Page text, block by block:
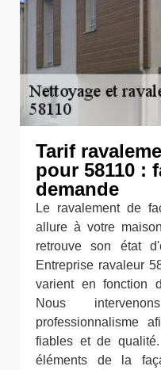
Tarif
pour 58110 :
demande
Le ravalement de
allure à votre
retrouve son état
Entreprise ravaleur
varient en fonction
Nous
professionnalisme
fiables et de
éléments de la